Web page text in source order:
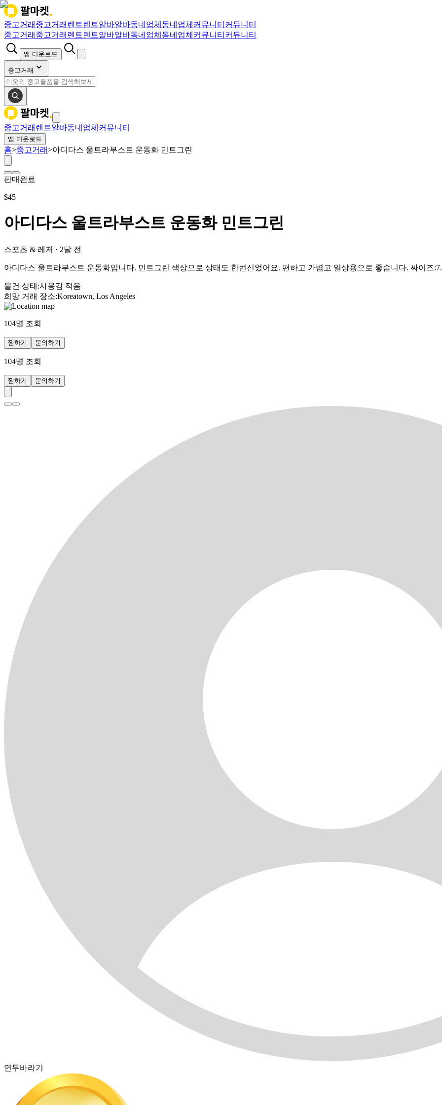
중고거래 중고거래 렌트렌트알바알바동네업체 동네업체 커뮤니티 커뮤니티
중고거래 중고거래 렌트렌트알바알바동네업체 동네업체 커뮤니티 커뮤니티
앱 다운로드
중고거래
중고거래 렌트알바동네업체 커뮤니티
앱 다운로드
홈>중고거래>아디다스 울트라부스트 운동화 민트그린
판매완료
$45
아디다스 울트라부스트 운동화 민트그린
스포츠 & 레저 · 2달 전
아디다스 울트라부스트 운동화입니다. 민트그린 색상으로 상태도 한번신었어요. 편하고 가볍고 일상용으로 좋습니다. 싸이즈
물건 상태 :사용감 적음
희망 거래 장소:Koreatown, Los Angeles
104명 조회
찜하기 문의하기
104명 조회
찜하기 문의하기
연두바라기